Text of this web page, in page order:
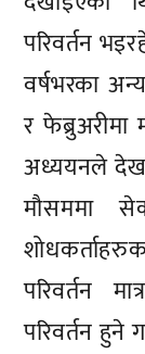
परिवर्तन
वर्षभरका
र
अध्ययनले
मौसममा
परिवर्तन
परिवर्तन हुने